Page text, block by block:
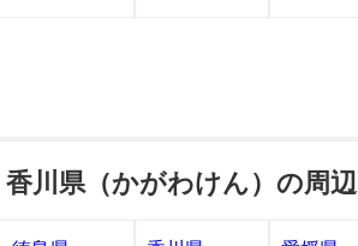
香川県（かがわけん）の周辺